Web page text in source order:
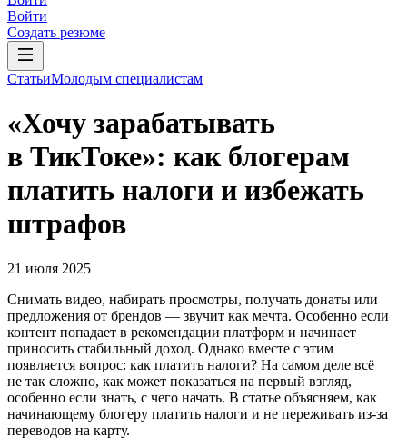
Войти
Создать резюме
СтатьиМолодым специалистам
«Хочу зарабатывать
в ТикТоке»: как блогерам
платить налоги и избежать
штрафов
21 июля 2025
Снимать видео, набирать просмотры, получать донаты или
предложения от брендов — звучит как мечта. Особенно если
контент попадает в рекомендации платформ и начинает
приносить стабильный доход. Однако вместе с этим
появляется вопрос: как платить налоги? На самом деле всё
не так сложно, как может показаться на первый взгляд,
особенно если знать, с чего начать. В статье объясняем, как
начинающему блогеру платить налоги и не переживать из-за
переводов на карту.